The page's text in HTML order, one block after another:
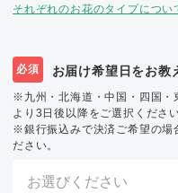
それぞれのお花のタイプについ
必須 お届け希望日をお教
※九州・北海道・中国・四国・
より3日後以降をご選択ください
※銀行振込みで決済ご希望の場
ださい。